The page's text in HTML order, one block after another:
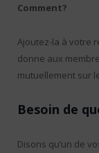
Comment?
Ajoutez-la à votre
donne aux
mutuellement sur
Besoin de
Disons qu’un de